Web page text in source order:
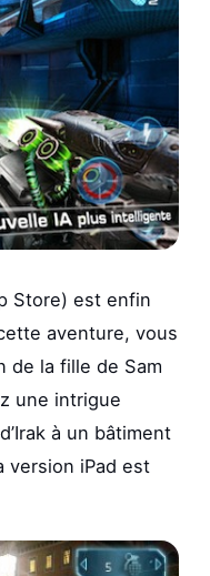
Store) est enfin
aventure, vous
de la fille de Sam
une intrigue
à un bâtiment
version iPad est